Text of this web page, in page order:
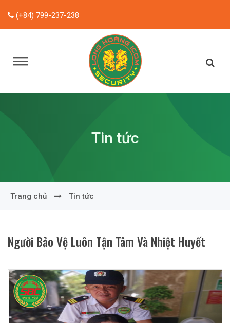
(+84) 799-237-238
Tin tức
Trang chủ Tin tức
Người Bảo Vệ Luôn Tận Tâm Và Nhiệt Huyết